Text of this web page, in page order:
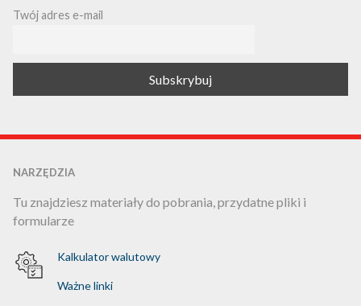
Twój adres e-mail
NARZĘDZIA
Tu znajdziesz materiały do pobrania, przydatne pliki i
formularze
Kalkulator walutowy
Ważne linki